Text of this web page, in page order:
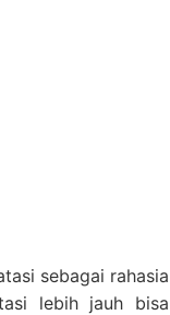
sebagai rahasia
lebih jauh bisa